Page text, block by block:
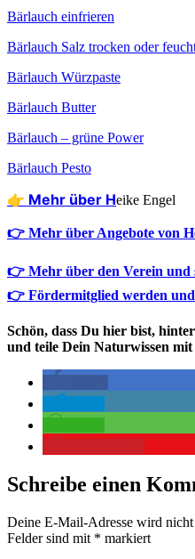
Bär­lauch einfrieren
Bär­lauch Salz tro­cken oder
Bär­lauch Würzpaste
Bär­lauch Butter
Bär­lauch – grü­ne Power
Bär­lauch Pesto
👉 Mehr über Heike Engel
👉 Mehr über Angebote von
👉 Mehr über den Verein und
👉 Fördermitglied werden
Schön, dass Du hier bist,
und teile Dein Naturwissen mit
Schreibe einen
Deine E-Mail-Adresse wird
Felder sind mit * markiert